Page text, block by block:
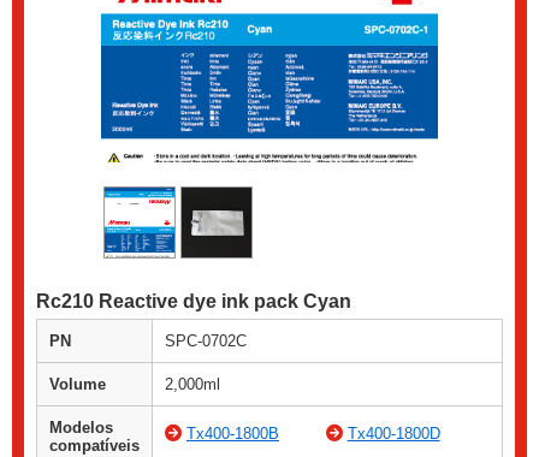
Rc210 Reactive dye ink pack Cyan
PN SPC-0702C
Volume 2,000ml
Modelos
compatíveis
Tx400-1800B Tx400-1800D